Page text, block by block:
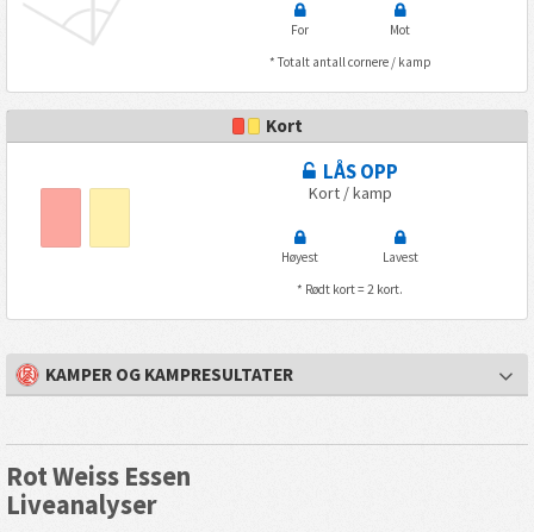
For
Mot
* Totalt antall cornere / kamp
Kort
LÅS OPP
Kort / kamp
Høyest
Lavest
* Rødt kort = 2 kort.
KAMPER OG KAMPRESULTATER
Rot Weiss Essen
Liveanalyser